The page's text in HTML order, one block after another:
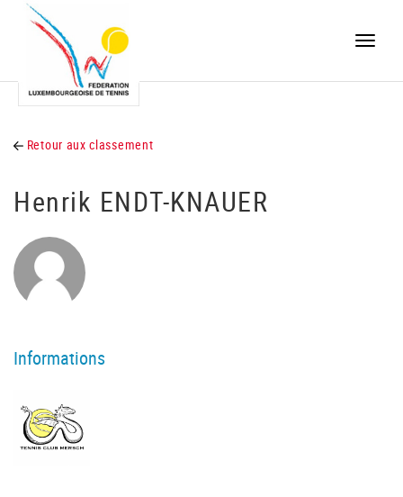
Toggle
Retour aux classement
Henrik ENDT-KNAUER
Informations